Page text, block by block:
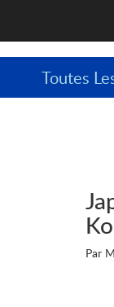
Toutes
Par